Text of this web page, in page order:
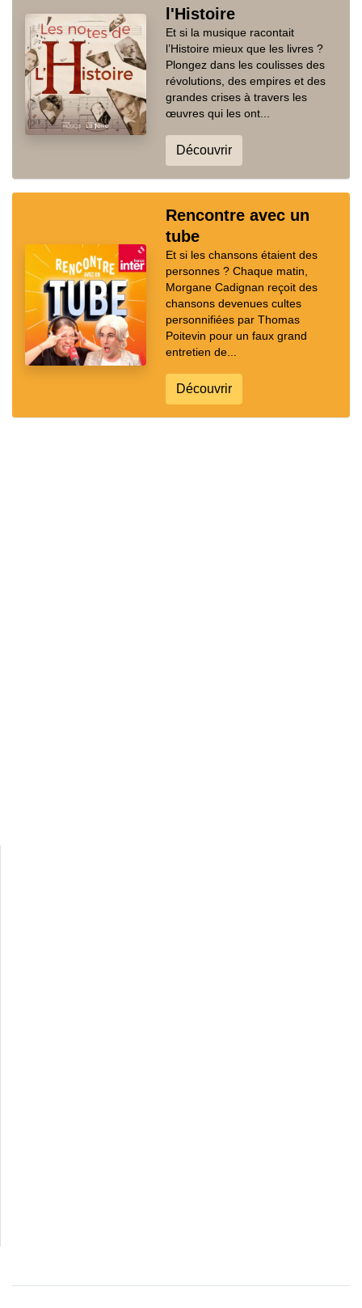
l'Histoire
Et si la musique racontait
l’Histoire mieux que les livres ?
Plongez dans les coulisses des
révolutions, des empires et des
grandes crises à travers les
œuvres qui les ont...
Découvrir
Rencontre avec un
tube
Et si les chansons étaient des
personnes ? Chaque matin,
Morgane Cadignan reçoit des
chansons devenues cultes
personnifiées par Thomas
Poitevin pour un faux grand
entretien de...
Découvrir